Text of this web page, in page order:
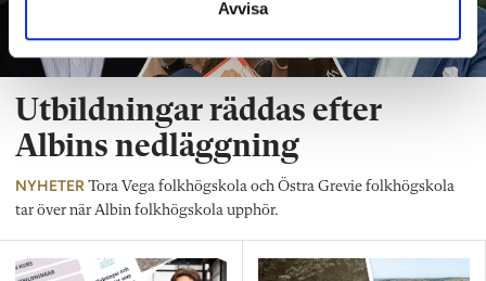
Avvisa
Utbildningar räddas efter
Albins nedläggning
NYHETER Tora Vega folkhögskola och Östra Grevie folkhögskola
tar över när Albin folkhögskola upphör.